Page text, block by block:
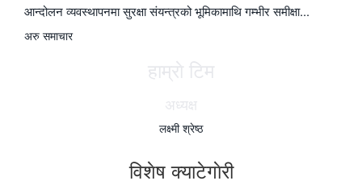
आन्दोलन व्यवस्थापनमा सुरक्षा संयन्त्रको भूमिकामाथि गम्भीर समीक्षा...
अरु समाचार
हाम्राे टिम
अध्यक्ष
लक्ष्मी श्रेष्ठ
विशेष क्याटेगाेरी